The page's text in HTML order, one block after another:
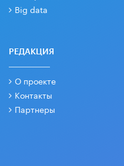
Big data
РЕДАКЦИЯ
О проекте
Контакты
Партнеры